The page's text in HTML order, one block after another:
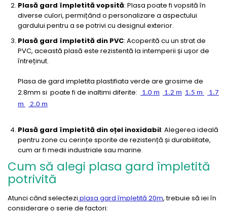
Plasă gard împletită vopsită: Plasa poate fi vopsită în
diverse culori, permițând o personalizare a aspectului
gardului pentru a se potrivi cu designul exterior.
Plasă gard împletită din PVC: Acoperită cu un strat de
PVC, această plasă este rezistentă la intemperii și ușor de
întreținut.
Plasa de gard impletita plastifiata verde are grosime de
2.8mm si poate fi de inaltimi diferite:
1.0 m 1.2 m 1.5 m
1.7
m
2.0 m
Plasă gard împletită din oțel inoxidabil: Alegerea ideală
pentru zone cu cerințe sporite de rezistență și durabilitate,
cum ar fi medii industriale sau marine.
Cum să alegi plasa gard împletită
potrivită
Atunci când selectezi plasa gard împletită 20m, trebuie să iei în
considerare o serie de factori: